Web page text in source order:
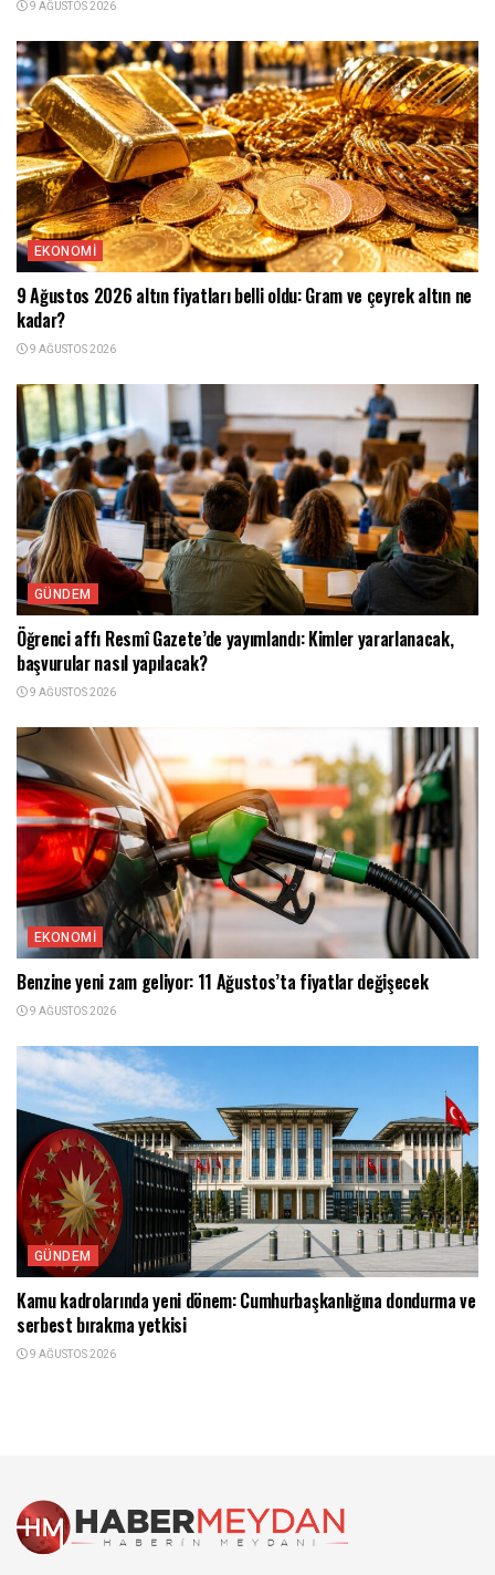
9 AĞUSTOS 2026
EKONOMI
9 Ağustos 2026 altın fiyatları belli oldu: Gram ve çeyrek altın ne
kadar?
9 AĞUSTOS 2026
GÜNDEM
Öğrenci affı Resmî Gazete’de yayımlandı: Kimler yararlanacak,
başvurular nasıl yapılacak?
9 AĞUSTOS 2026
EKONOMI
Benzine yeni zam geliyor: 11 Ağustos’ta fiyatlar değişecek
9 AĞUSTOS 2026
GÜNDEM
Kamu kadrolarında yeni dönem: Cumhurbaşkanlığına dondurma ve
serbest bırakma yetkisi
9 AĞUSTOS 2026